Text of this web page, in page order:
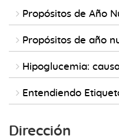
Propósitos de Año
Propósitos de año
Hipoglucemia:
Entendiendo
Dirección